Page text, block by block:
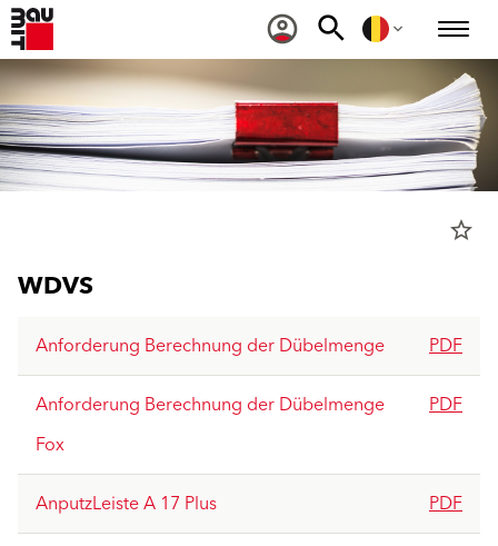
star_border
WDVS
Anforderung Berechnung der Dübelmenge
PDF
Anforderung Berechnung der Dübelmenge
Fox
PDF
AnputzLeiste A 17 Plus
PDF